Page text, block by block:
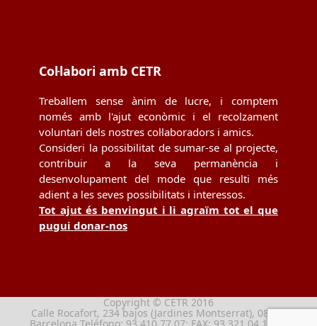
Col·labori amb CETR
Treballem sense ànim de lucre, i comptem
només amb l'ajut econòmic i el recolzament
voluntari dels nostres col·laboradors i amics.
Consideri la possibilitat de sumar-se al projecte,
contribuir a la seva permanència i
desenvolupament del mode que resulti més
adient a les seves possibilitats i interessos.
Tot ajut és benvingut i li agraïm tot el que
pugui donar-nos
Copyright © CETR 2016
Calle Rocafort, 234 bajos (Jardines Montserrat), 08029